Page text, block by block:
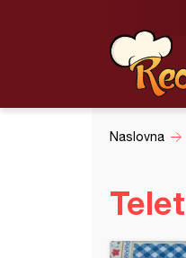
Naslovna
i boranija iz ekspes lonca